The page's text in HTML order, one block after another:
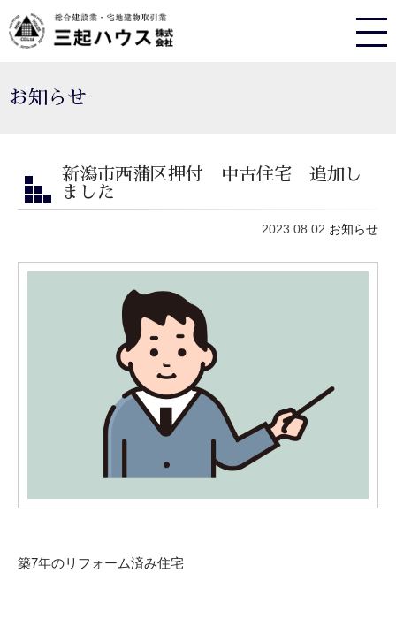
お知らせ
新潟市西蒲区押付 中古住宅 追加し
ました
2023.08.02 お知らせ
築7年のリフォーム済み住宅